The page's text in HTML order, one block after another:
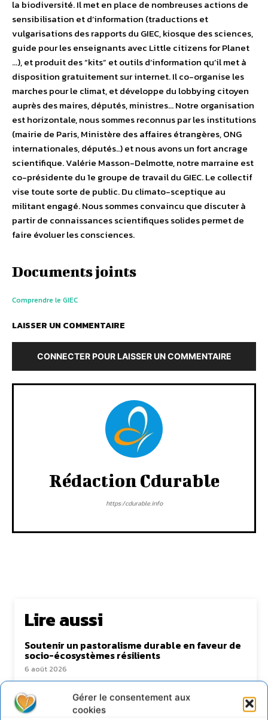
Gérer le consentement aux
cookies
la biodiversité. Il met en place de nombreuses actions de
sensibilisation et d’information (traductions et
vulgarisations des rapports du GIEC, kiosque des sciences,
guide pour les enseignants avec Little citizens for Planet
…), et produit des “kits” et outils d’information qu’il met à
disposition gratuitement sur internet. Il co-organise les
marches pour le climat, et développe du lobbying citoyen
auprès des maires, députés, ministres… Notre organisation
est horizontale, nous sommes reconnus par les institutions
(mairie de Paris, Ministère des affaires étrangères, ONG
internationales, députés..) et nous avons un fort ancrage
scientifique. Valérie Masson-Delmotte, notre marraine est
co-présidente du 1e groupe de travail du GIEC. Le collectif
vise toute sorte de public. Du climato-sceptique au
militant engagé. Nous sommes convaincu que discuter à
partir de connaissances scientifiques solides permet de
faire évoluer les consciences.
Documents joints
Comprendre le GIEC
LAISSER UN COMMENTAIRE
CONNECTER POUR LAISSER UN COMMENTAIRE
Rédaction Cdurable
https:/cdurable.info
Lire aussi
Soutenir un pastoralisme durable en faveur de
socio-écosystèmes résilients
6 août 2026
économique régénératif du vivant …
5 août 2026